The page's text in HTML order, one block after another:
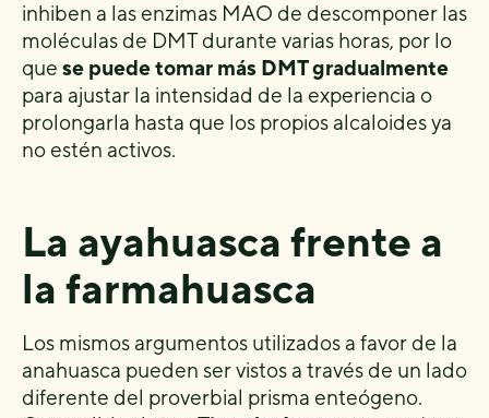
inhiben a las enzimas MAO de descomponer las
moléculas de DMT durante varias horas, por lo
que se puede tomar más DMT gradualmente
para ajustar la intensidad de la experiencia o
prolongarla hasta que los propios alcaloides ya
no estén activos.
La ayahuasca frente a
la farmahuasca
Los mismos argumentos utilizados a favor de la
anahuasca pueden ser vistos a través de un lado
diferente del proverbial prisma enteógeno.